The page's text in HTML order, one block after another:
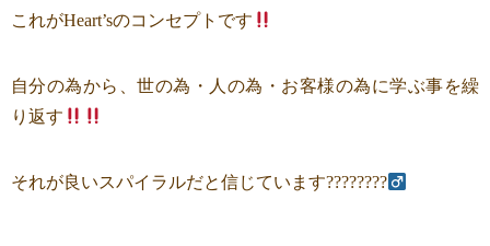
これがHeart’sのコンセプトです
自分の為から、世の為・人の為・お客様の為に学ぶ事を繰
り返す
それが良いスパイラルだと信じています????????‍